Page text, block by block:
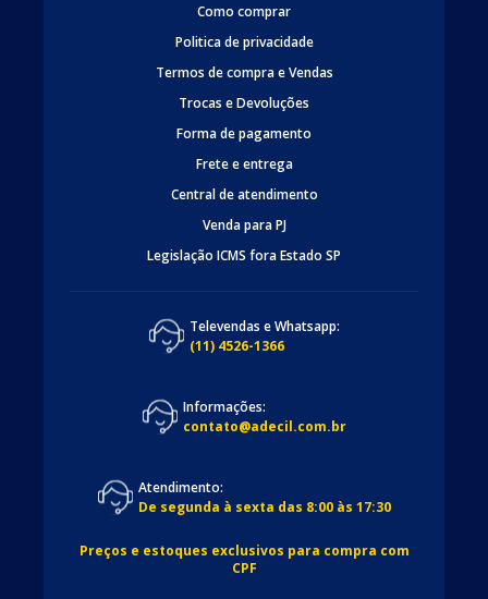
Como comprar
Politica de privacidade
Termos de compra e Vendas
Trocas e Devoluções
Forma de pagamento
Frete e entrega
Central de atendimento
Venda para PJ
Legislação ICMS fora Estado SP
Televendas e Whatsapp:
(11) 4526-1366
Informações:
contato@adecil.com.br
Atendimento:
De segunda à sexta das 8:00 às 17:30
Preços e estoques exclusivos para compra com
CPF